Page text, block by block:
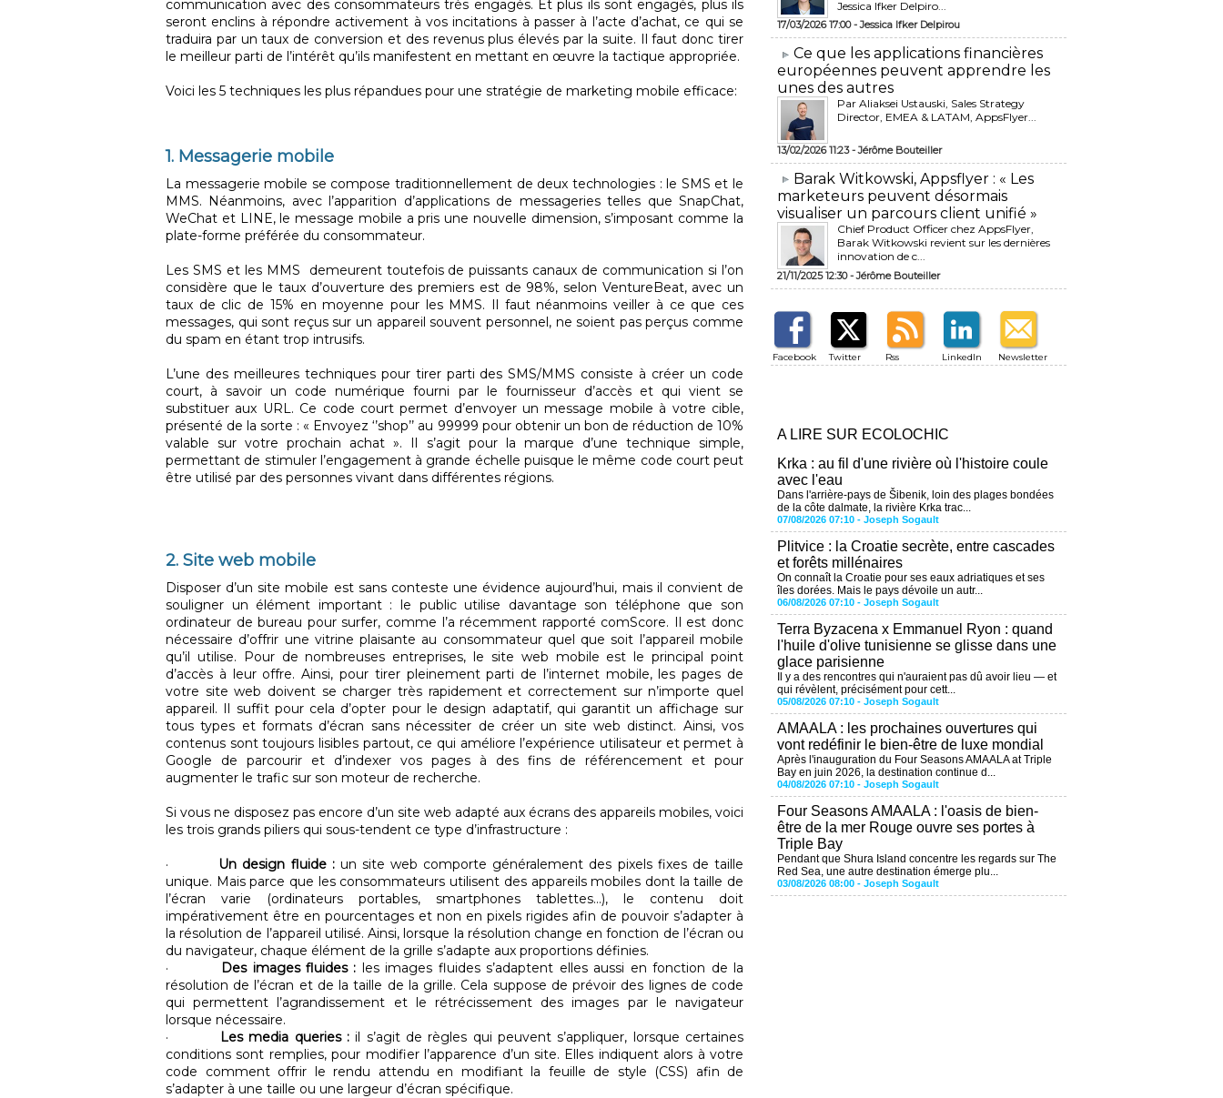
communication avec des consommateurs très engagés. Et plus ils sont engagés, plus ils
seront enclins à répondre activement à vos incitations à passer à l’acte d’achat, ce qui se
traduira par un taux de conversion et des revenus plus élevés par la suite. Il faut donc tirer
le meilleur parti de l’intérêt qu’ils manifestent en mettant en œuvre la tactique appropriée.
Voici les 5 techniques les plus répandues pour une stratégie de marketing mobile efficace:
1. Messagerie mobile
La messagerie mobile se compose traditionnellement de deux technologies : le SMS et le
MMS. Néanmoins, avec l’apparition d’applications de messageries telles que SnapChat,
WeChat et LINE, le message mobile a pris une nouvelle dimension, s’imposant comme la
plate-forme préférée du consommateur.
Les SMS et les MMS demeurent toutefois de puissants canaux de communication si l’on
considère que le taux d’ouverture des premiers est de 98%, selon VentureBeat, avec un
taux de clic de 15% en moyenne pour les MMS. Il faut néanmoins veiller à ce que ces
messages, qui sont reçus sur un appareil souvent personnel, ne soient pas perçus comme
du spam en étant trop intrusifs.
L’une des meilleures techniques pour tirer parti des SMS/MMS consiste à créer un code
court, à savoir un code numérique fourni par le fournisseur d’accès et qui vient se
substituer aux URL. Ce code court permet d’envoyer un message mobile à votre cible,
présenté de la sorte : « Envoyez ‘’shop’’ au 99999 pour obtenir un bon de réduction de 10%
valable sur votre prochain achat ». Il s’agit pour la marque d’une technique simple,
permettant de stimuler l’engagement à grande échelle puisque le même code court peut
être utilisé par des personnes vivant dans différentes régions.
2. Site web mobile
Disposer d’un site mobile est sans conteste une évidence aujourd’hui, mais il convient de
souligner un élément important : le public utilise davantage son téléphone que son
ordinateur de bureau pour surfer, comme l’a récemment rapporté comScore. Il est donc
nécessaire d’offrir une vitrine plaisante au consommateur quel que soit l’appareil mobile
qu’il utilise. Pour de nombreuses entreprises, le site web mobile est le principal point
d’accès à leur offre. Ainsi, pour tirer pleinement parti de l’internet mobile, les pages de
votre site web doivent se charger très rapidement et correctement sur n’importe quel
appareil. Il suffit pour cela d’opter pour le design adaptatif, qui garantit un affichage sur
tous types et formats d’écran sans nécessiter de créer un site web distinct. Ainsi, vos
contenus sont toujours lisibles partout, ce qui améliore l’expérience utilisateur et permet à
Google de parcourir et d’indexer vos pages à des fins de référencement et pour
augmenter le trafic sur son moteur de recherche.
Si vous ne disposez pas encore d’un site web adapté aux écrans des appareils mobiles, voici
les trois grands piliers qui sous-tendent ce type d’infrastructure :
· Un design fluide :un site web comporte généralement des pixels fixes de taille
unique. Mais parce que les consommateurs utilisent des appareils mobiles dont la taille de
l’écran varie (ordinateurs portables, smartphones tablettes…), le contenu doit
impérativement être en pourcentages et non en pixels rigides afin de pouvoir s’adapter à
la résolution de l’appareil utilisé. Ainsi, lorsque la résolution change en fonction de l’écran ou
du navigateur, chaque élément de la grille s’adapte aux proportions définies.
·
Des images fluides : les images fluides s’adaptent elles aussi en fonction de la
résolution de l’écran et de la taille de la grille. Cela suppose de prévoir des lignes de code
qui permettent l’agrandissement et le rétrécissement des images par le navigateur
lorsque nécessaire.
·
Les media queries : il s’agit de règles qui peuvent s’appliquer, lorsque certaines
conditions sont remplies, pour modifier l’apparence d’un site. Elles indiquent alors à votre
code comment offrir le rendu attendu en modifiant la feuille de style (CSS) afin de
s’adapter à une taille ou une largeur d’écran spécifique.
Jessica Ifker Delpiro...
17/03/2026 17:00 -Jessica Ifker Delpirou
​Ce que les applications financières
européennes peuvent apprendre les
unes des autres
Par Aliaksei Ustauski, Sales Strategy
Director, EMEA & LATAM, AppsFlyer...
13/02/2026 11:23 -Jérôme Bouteiller
​Barak Witkowski, Appsflyer : « Les
marketeurs peuvent désormais
visualiser un parcours client unifié »
Chief Product Officer chez AppsFlyer, ​
Barak Witkowski revient sur les dernières
innovation de c...
21/11/2025 12:30 -Jérôme Bouteiller
Facebook Twitter Rss LinkedIn Newsletter
A LIRE SUR ECOLOCHIC
Krka : au fil d'une rivière où l'histoire coule
avec l'eau
Dans l'arrière-pays de Šibenik, loin des plages bondées
de la côte dalmate, la rivière Krka trac...
07/08/2026 07:10 - Joseph Sogault
Plitvice : la Croatie secrète, entre cascades
et forêts millénaires
On connaît la Croatie pour ses eaux adriatiques et ses
îles dorées. Mais le pays dévoile un autr...
06/08/2026 07:10 - Joseph Sogault
Terra Byzacena x Emmanuel Ryon : quand
l'huile d'olive tunisienne se glisse dans une
glace parisienne
Il y a des rencontres qui n'auraient pas dû avoir lieu — et
qui révèlent, précisément pour cett...
05/08/2026 07:10 - Joseph Sogault
AMAALA : les prochaines ouvertures qui
vont redéfinir le bien-être de luxe mondial
Après l'inauguration du Four Seasons AMAALA at Triple
Bay en juin 2026, la destination continue d...
04/08/2026 07:10 - Joseph Sogault
Four Seasons AMAALA : l'oasis de bien-
être de la mer Rouge ouvre ses portes à
Triple Bay
Pendant que Shura Island concentre les regards sur The
Red Sea, une autre destination émerge plu...
03/08/2026 08:00 - Joseph Sogault